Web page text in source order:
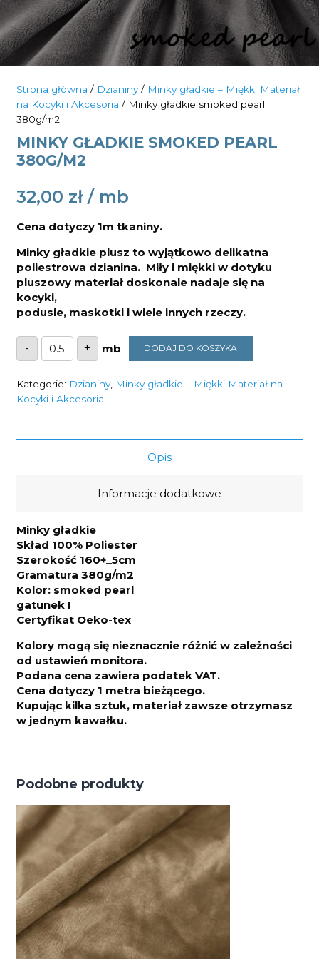
Strona główna / Dzianiny/ Minky gładkie – Miękki Materiał
na Kocyki i Akcesoria / Minky gładkie smoked pearl
380g/m2
MINKY GŁADKIE SMOKED PEARL
380G/M2
32,00 zł
Cena dotyczy 1m tkaniny.
Minky gładkie plusz to wyjątkowo delikatna
poliestrowa dzianina. Miły i miękki w dotyku
pluszowy materiał doskonale nadaje się na
kocyki,
podusie, maskotki i wiele innych rzeczy.
-
ilość
Minky
gładkie
pearl
380g/m2
+ DODAJ DO KOSZYKA
Kategorie: Dzianiny, Minky gładkie – Miękki Materiał na
Kocyki i Akcesoria
Opis
Informacje dodatkowe
Minky gładkie
Skład 100% Poliester
Szerokość 160+_5cm
Gramatura 380g/m2
Kolor: smoked pearl
gatunek I
Certyfikat Oeko-tex
Kolory mogą się nieznacznie różnić w zależności
od ustawień monitora.
Podana cena zawiera podatek VAT.
Cena dotyczy 1 metra bieżącego.
Kupując kilka sztuk, materiał zawsze otrzymasz
w jednym kawałku.
Podobne produkty